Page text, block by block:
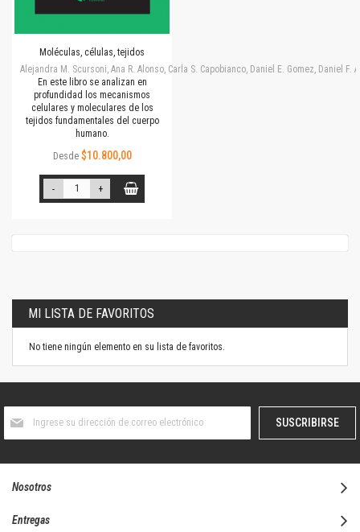
Moléculas, células, tejidos
Alejandra M. Scursoni, Ana R. Alonso, Carla S. Capobianco, Daniel E. Gomez, Daniel
En este libro se analizan en
profundidad los mecanismos
celulares y moleculares de los
tejidos fundamentales del cuerpo
humano.
Desde $10.800,00
- +
MI LISTA DE FAVORITOS
No tiene ningún elemento en su lista de favoritos.
boletín
SUSCRIBIRSE
Nosotros
Entregas